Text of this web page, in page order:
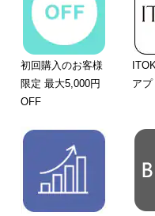
初回購入のお客様
限定 最大5,000円
OFF
ア